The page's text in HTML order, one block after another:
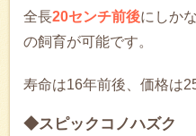
全長20センチ前後にしか
の飼育が可能です。
寿命は16年前後、価格は
◆スピックコノハズク